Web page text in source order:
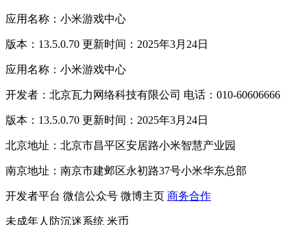
应用名称：小米游戏中心
版本：13.5.0.70 更新时间：2025年3月24日
应用名称：小米游戏中心
开发者：北京瓦力网络科技有限公司 电话：010-60606666
版本：13.5.0.70 更新时间：2025年3月24日
北京地址：北京市昌平区安居路小米智慧产业园
南京地址：南京市建邺区永初路37号小米华东总部
开发者平台 微信公众号 微博主页 商务合作
未成年人防沉迷系统 米币